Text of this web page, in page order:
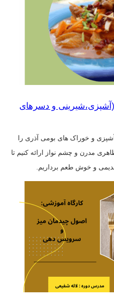
و دسرهای
و خوراک های بومی آذری را
مدرن و چشم نواز ارائه کنیم تا
و خوش طعم برداریم.